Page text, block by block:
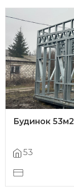
Будинок 53м2
53